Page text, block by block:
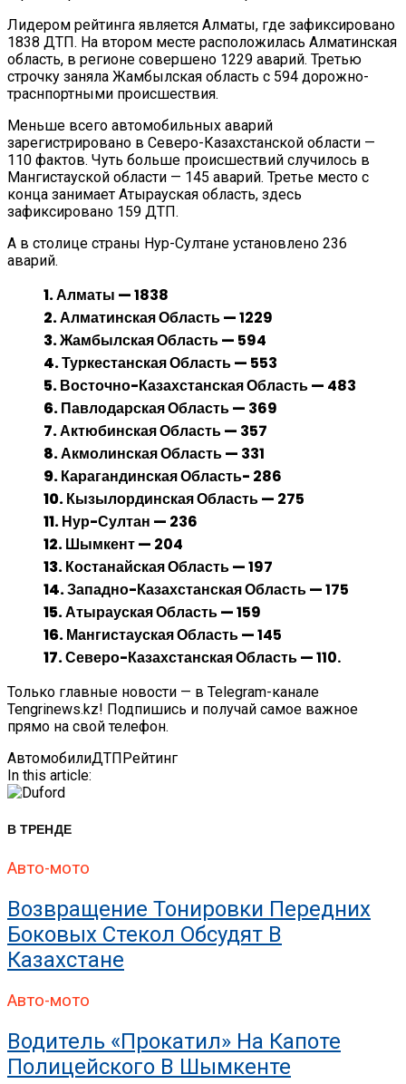
Лидером рейтинга является Алматы, где зафиксировано
1838 ДТП. На втором месте расположилась Алматинская
область, в регионе совершено 1229 аварий. Третью
строчку заняла Жамбылская область с 594 дорожно-
траснпортными происшествия.
Меньше всего автомобильных аварий
зарегистрировано в Северо-Казахстанской области —
110 фактов. Чуть больше происшествий случилось в
Мангистауской области — 145 аварий. Третье место с
конца занимает Атырауская область, здесь
зафиксировано 159 ДТП.
А в столице страны Нур-Султане установлено 236
аварий.
1. Алматы —1838
2. Алматинская Область —1229
3. Жамбылская Область — 594
4. Туркестанская Область — 553
5. Восточно-Казахстанская Область — 483
6. Павлодарская Область — 369
7. Актюбинская Область — 357
8. Акмолинская Область — 331
9. Карагандинская Область- 286
10. Кызылординская Область — 275
11. Нур-Султан — 236
12. Шымкент — 204
13. Костанайская Область —197
14. Западно-Казахстанская Область —175
15. Атырауская Область —159
16. Мангистауская Область —145
17. Северо-Казахстанская Область —110.
Только главные новости — в Telegram-канале
Tengrinews.kz! Подпишись и получай самое важное
прямо на свой телефон.
АвтомобилиДТПРейтинг
In this article:
В ТРЕНДЕ
Авто-мото
Возвращение Тонировки Передних
Боковых Стекол Обсудят В
Казахстане
Авто-мото
Водитель «прокатил» На Капоте
Полицейского В Шымкенте